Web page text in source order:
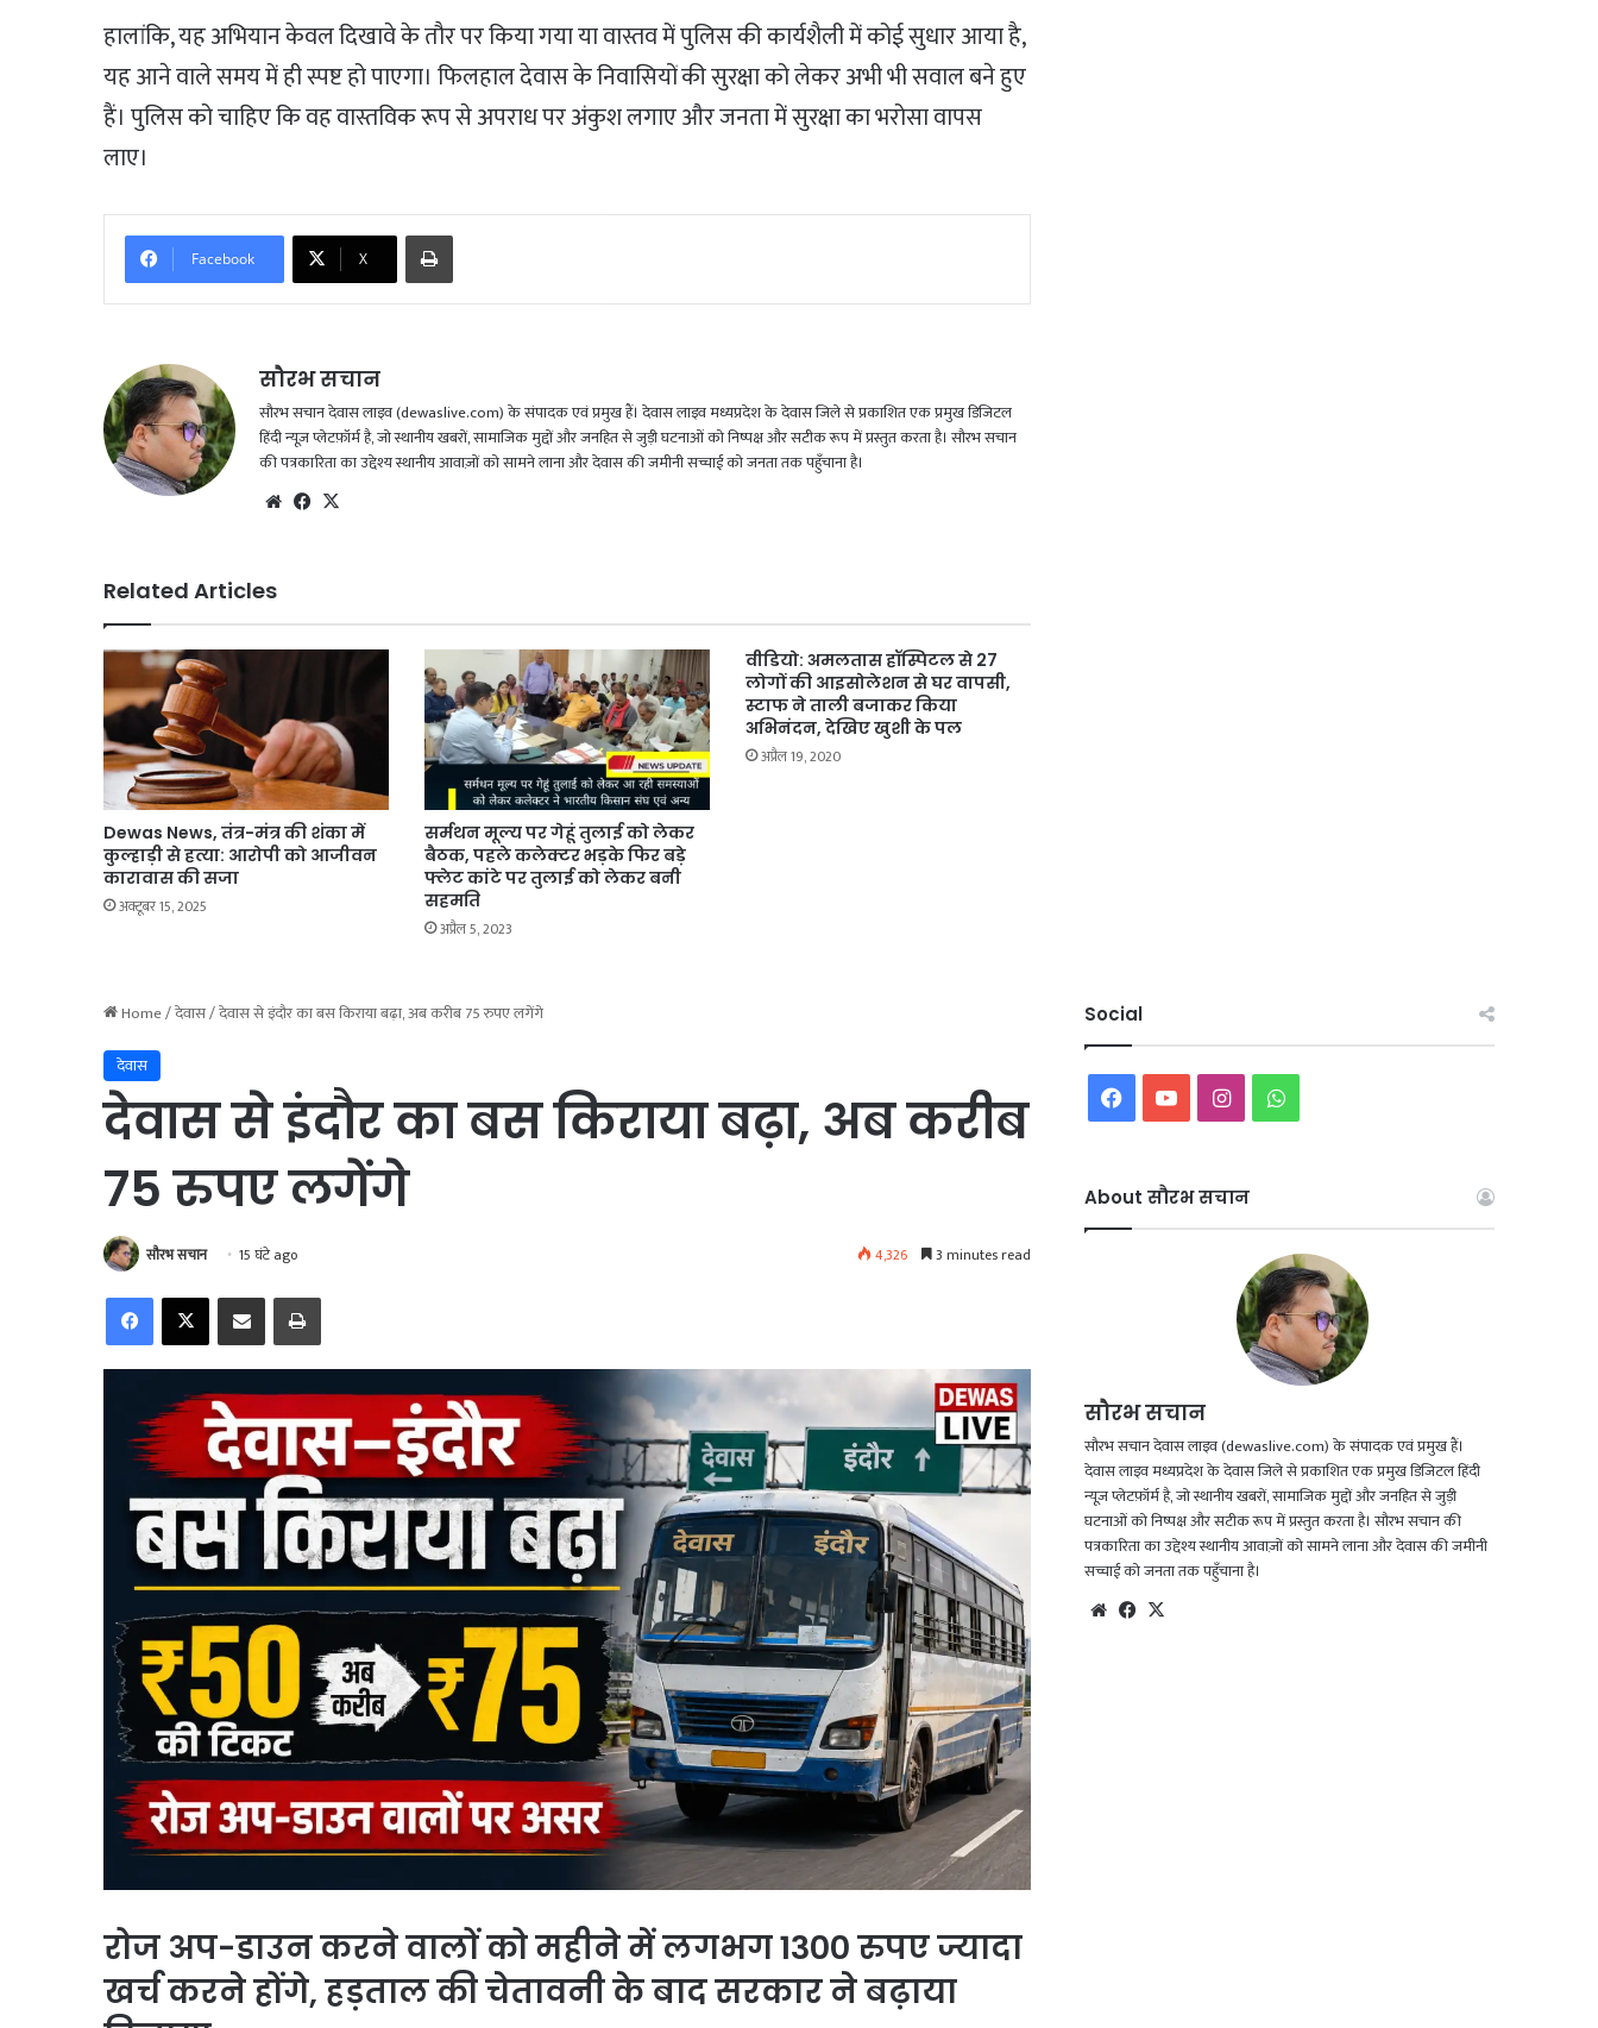
हालांकि, यह अभियान केवल दिखावे के तौर पर किया गया या वास्तव में पुलिस की कार्यशैली में कोई सुधार आया है,
यह आने वाले समय में ही स्पष्ट हो पाएगा। फिलहाल देवास के निवासियों की सुरक्षा को लेकर अभी भी सवाल बने हुए
हैं। पुलिस को चाहिए कि वह वास्तविक रूप से अपराध पर अंकुश लगाए और जनता में सुरक्षा का भरोसा वापस
लाए।
Facebook X
Print
सौरभ सचान
सौरभ सचान देवास लाइव (dewaslive.com) के संपादक एवं प्रमुख हैं। देवास लाइव मध्यप्रदेश के देवास जिले से प्रकाशित एक प्रमुख डिजिटल
हिंदी न्यूज़ प्लेटफ़ॉर्म है, जो स्थानीय खबरों, सामाजिक मुद्दों और जनहित से जुड़ी घटनाओं को निष्पक्ष और सटीक रूप में प्रस्तुत करता है। सौरभ सचान
की पत्रकारिता का उद्देश्य स्थानीय आवाज़ों को सामने लाना और देवास की जमीनी सच्चाई को जनता तक पहुँचाना है।
WebsiteFacebook
Related Articles
Dewas News, तंत्र-मंत्र की शंका में
कुल्हाड़ी से हत्या: आरोपी को आजीवन
कारावास की सजा
अक्टूबर 15, 2025
सर्मथन मूल्य पर गेहूं तुलाई को लेकर
बैठक, पहले कलेक्टर भड़के फिर बड़े
फ्लेट कांटे पर तुलाई को लेकर बनी
सहमति
अप्रैल 5, 2023
वीडियो: अमलतास हॉस्पिटल से 27
लोगों की आइसोलेशन से घर वापसी,
स्टाफ ने ताली बजाकर किया
अभिनंदन, देखिए खुशी के पल
अप्रैल 19, 2020